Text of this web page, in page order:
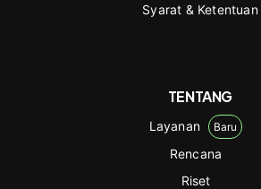
Syarat & Ketentuan
TENTANG
Layanan Baru
Rencana
Riset